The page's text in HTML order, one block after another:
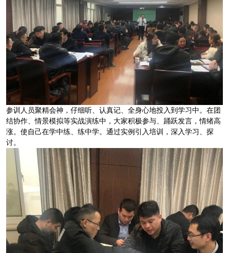
参训人员聚精会神，仔细听、认真记、全身心地投入到学习中。在团
结协作、情景模拟等实战演练中，大家积极参与、踊跃发言，情绪高
涨。使自己在学中练、练中学。通过实例引入培训，深入学习、探
讨。